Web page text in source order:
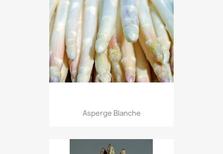
Asperge Blanche